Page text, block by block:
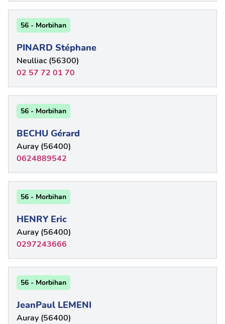
56 - Morbihan
PINARD Stéphane
Neulliac (56300)
02 57 72 01 70
56 - Morbihan
BECHU Gérard
Auray (56400)
0624889542
56 - Morbihan
HENRY Eric
Auray (56400)
0297243666
56 - Morbihan
JeanPaul LEMENI
Auray (56400)